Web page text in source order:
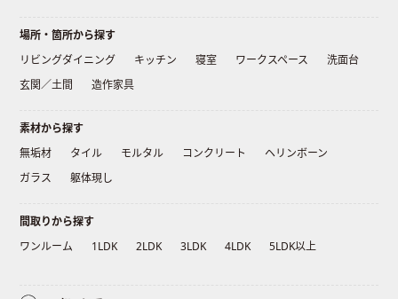
場所・箇所から探す
リビングダイニング
キッチン 寝室 ワークスペース
洗面台
玄関／土間
造作家具
素材から探す
無垢材
タイル モルタル コンクリート
ヘリンボーン
ガラス
躯体現し
間取りから探す
ワンルーム
1LDK 2LDK 3LDK 4LDK 5LDK以上